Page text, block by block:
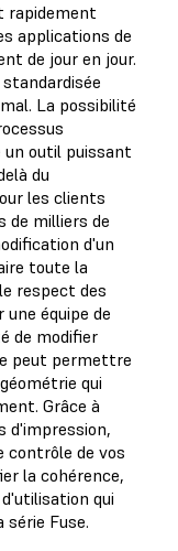
rapidement
applications de
de jour en jour.
La possibilité
outil puissant
du
les clients
de milliers de
d'un
toute la
respect des
une équipe de
de modifier
peut permettre
qui
Grâce à
d'impression,
contrôle de vos
la cohérence,
qui
Fuse.